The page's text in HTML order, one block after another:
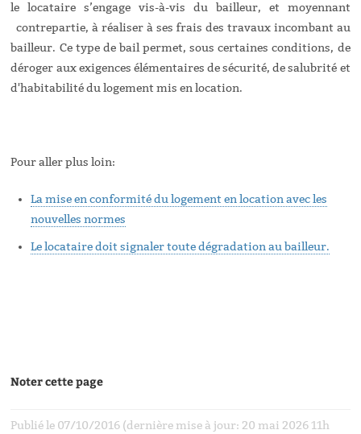
le locataire s’engage vis-à-vis du bailleur, et moyennant
contrepartie, à réaliser à ses frais des travaux incombant au
bailleur. Ce type de bail permet, sous certaines conditions, de
déroger aux exigences élémentaires de sécurité, de salubrité et
d'habitabilité du logement mis en location.
Pour aller plus loin:
La mise en conformité du logement en location avec les
nouvelles normes
Le locataire doit signaler toute dégradation au bailleur.
Noter cette page
Publié le 07/10/2016 (dernière mise à jour: 20 mai 2026 11h